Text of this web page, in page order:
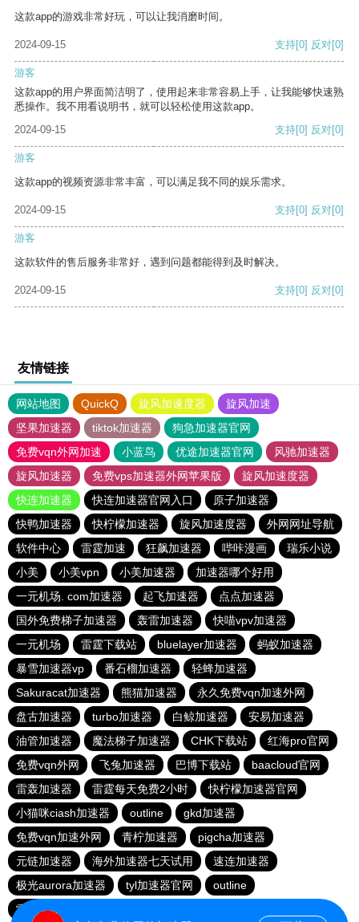
这款app的游戏非常好玩，可以让我消磨时间。
2024-09-15 支持[0] 反对[0]
游客
这款app的用户界面简洁明了，使用起来非常容易上手，让我能够快速熟
悉操作。我不用看说明书，就可以轻松使用这款app。
2024-09-15
支持[0] 反对[0]
游客
这款app的视频资源非常丰富，可以满足我不同的娱乐需求。
2024-09-15 支持[0] 反对[0]
游客
这款软件的售后服务非常好，遇到问题都能得到及时解决。
2024-09-15 支持[0] 反对[0]
友情链接
网站地图 QuickQ 旋风加速度器
旋风加速
坚果加速器
tiktok加速器
狗急加速器官网
免费vqn外网加速
小蓝鸟 优途加速器官网
风驰加速器
旋风加速器
免费vps加速器外网苹果版
旋风加速度器
快连加速器
快连加速器官网入口
原子加速器
快鸭加速器
快柠檬加速器 旋风加速度器
外网网址导航
软件中心
雷霆加速 狂飙加速器 哔咔漫画
瑞乐小说
小美
小美vpn 小美加速器
加速器哪个好用
一元机场. com加速器
起飞加速器
点点加速器
国外免费梯子加速器
轰雷加速器
快喵vpv加速器
一元机场
雷霆下载站 bluelayer加速器
蚂蚁加速器
暴雪加速器vp
番石榴加速器
轻蜂加速器
Sakuracat加速器
熊猫加速器
永久免费vqn加速外网
盘古加速器
turbo加速器 白鲸加速器
安易加速器
油管加速器
魔法梯子加速器 CHK下载站
红海pro官网
免费vqn外网
飞兔加速器 巴博下载站
baacloud官网
雷轰加速器
雷霆每天免费2小时
快柠檬加速器官网
小猫咪ciash加速器
outline
gkd加速器
免费vqn加速外网
青柠加速器
pigcha加速器
元链加速器
海外加速器七天试用
速连加速器
极光aurora加速器
tyl加速器官网
outline
雷霆加速免费永久